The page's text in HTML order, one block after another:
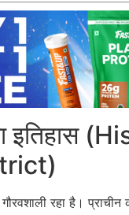
इतिहास
रहा है।